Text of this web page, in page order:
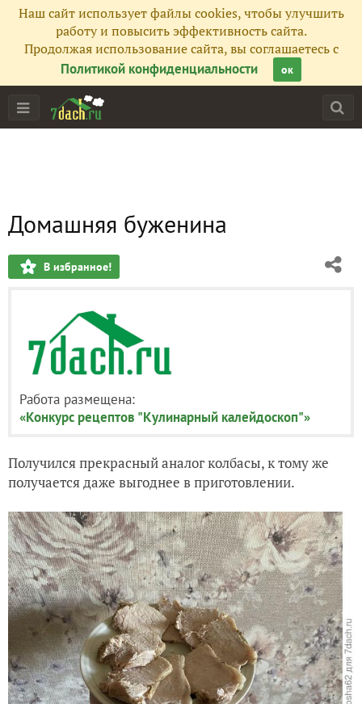
Наш сайт использует файлы cookies, чтобы улучшить
работу и повысить эффективность сайта.
Продолжая использование сайта, вы соглашаетесь с
Политикой конфиденциальности
ок
Домашняя буженина
В избранное!
Работа размещена:
«Конкурс рецептов "Кулинарный калейдоскоп"»
Получился прекрасный аналог колбасы, к тому же
получается даже выгоднее в приготовлении.